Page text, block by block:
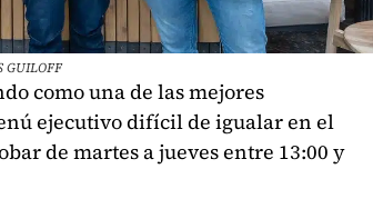
GUILOFF
como una de las mejores
ejecutivo difícil de igualar en el
de martes a jueves entre 13:00 y